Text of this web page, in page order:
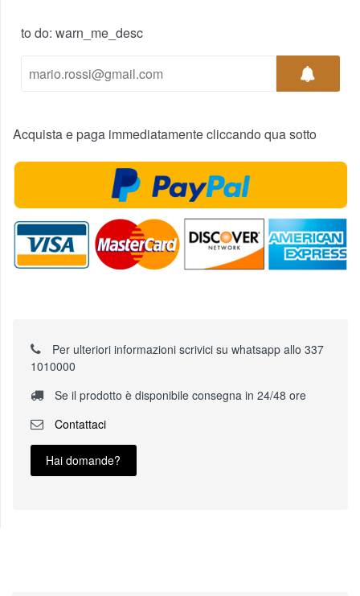
to do: warn_me_desc
Acquista e paga immediatamente cliccando qua sotto
Per ulteriori informazioni scrivici su whatsapp allo 337
1010000
Se il prodotto è disponibile consegna in 24/48 ore
Contattaci
Hai domande?